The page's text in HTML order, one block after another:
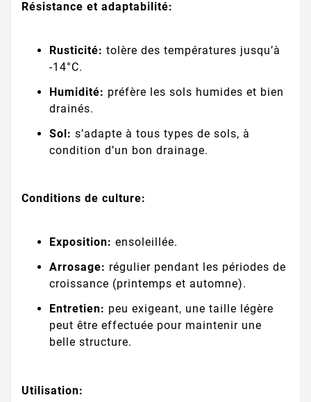
Résistance et adaptabilité:
Rusticité: tolère des températures jusqu’à
-14°C.
Humidité: préfère les sols humides et bien
drainés.
Sol: s’adapte à tous types de sols, à
condition d’un bon drainage.
Conditions de culture:
Exposition: ensoleillée.
Arrosage: régulier pendant les périodes de
croissance (printemps et automne).
Entretien: peu exigeant, une taille légère
peut être effectuée pour maintenir une
belle structure.
Utilisation: